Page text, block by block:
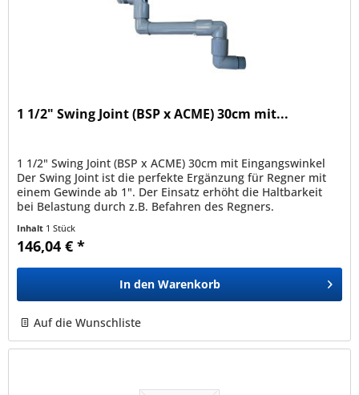
1 1/2" Swing Joint (BSP x ACME) 30cm mit...
1 1/2" Swing Joint (BSP x ACME) 30cm mit Eingangswinkel
Der Swing Joint ist die perfekte Ergänzung für Regner mit
einem Gewinde ab 1". Der Einsatz erhöht die Haltbarkeit
bei Belastung durch z.B. Befahren des Regners.
Inhalt 1 Stück
146,04 € *
In den Warenkorb
Auf die Wunschliste